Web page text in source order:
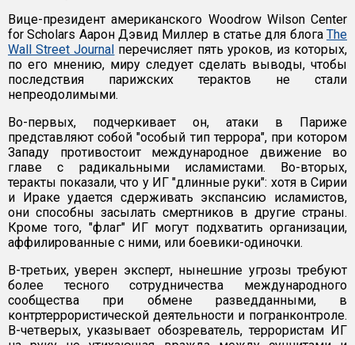
Вице-президент американского Woodrow Wilson Center
for Scholars Аарон Дэвид Миллер в статье для блога The
Wall Street Journal перечисляет пять уроков, из которых,
по его мнению, миру следует сделать выводы, чтобы
последствия парижских терактов не стали
непреодолимыми.
Во-первых, подчеркивает он, атаки в Париже
представляют собой "особый тип террора", при котором
Западу противостоит международное движение во
главе с радикальными исламистами. Во-вторых,
теракты показали, что у ИГ "длинные руки": хотя в Сирии
и Ираке удается сдерживать экспансию исламистов,
они способны засылать смертников в другие страны.
Кроме того, "флаг" ИГ могут подхватить организации,
аффилированные с ними, или боевики-одиночки.
В-третьих, уверен эксперт, нынешние угрозы требуют
более тесного сотрудничества международного
сообщества при обмене разведданными, в
контртеррористической деятельности и погранконтроле.
В-четверых, указывает обозреватель, террористам ИГ